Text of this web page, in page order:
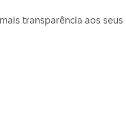
transparência aos